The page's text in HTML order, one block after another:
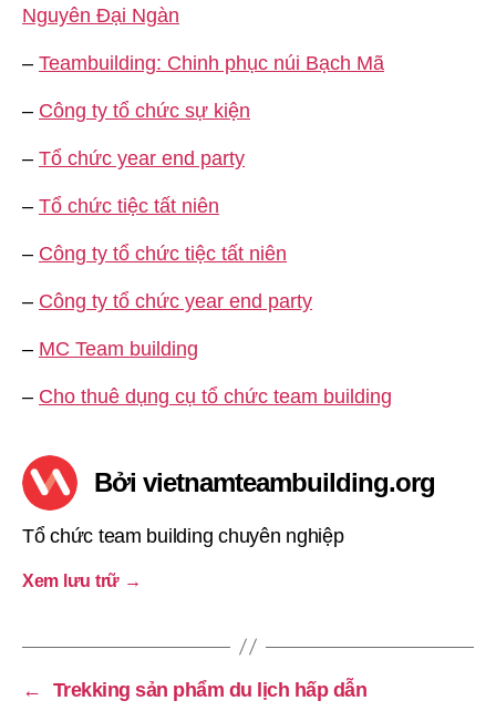
Nguyên Đại Ngàn
– Teambuilding: Chinh phục núi Bạch Mã
– Công ty tổ chức sự kiện
– Tổ chức year end party
– Tổ chức tiệc tất niên
– Công ty tổ chức tiệc tất niên
– Công ty tổ chức year end party
– MC Team building
– Cho thuê dụng cụ tổ chức team building
Bởi vietnamteambuilding.org
Tổ chức team building chuyên nghiệp
Xem lưu trữ →
←
Trekking sản phẩm du lịch hấp dẫn